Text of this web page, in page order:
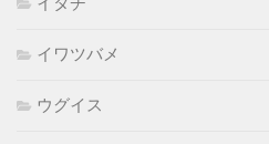
イワツバメ
ウグイス